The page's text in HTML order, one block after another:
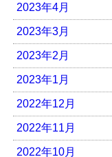
2023年4月
2023年3月
2023年2月
2023年1月
2022年12月
2022年11月
2022年10月